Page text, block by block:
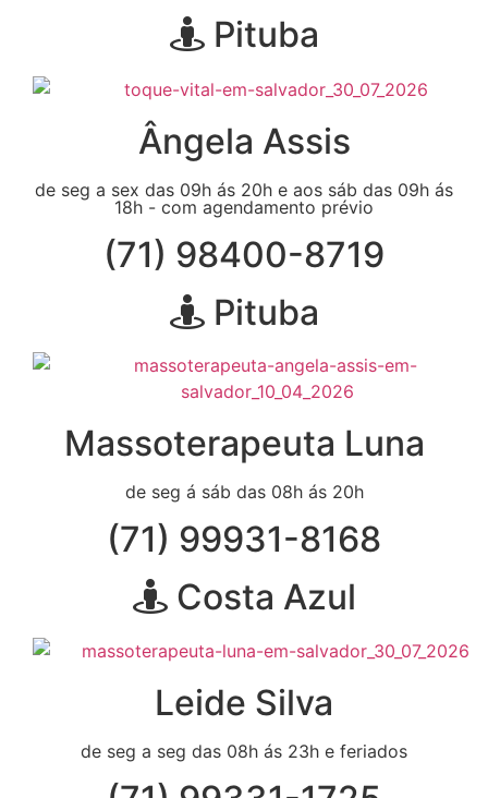
Pituba
Ângela Assis
de seg a sex das 09h ás 20h e aos sáb das 09h ás
18h - com agendamento prévio
(71) 98400-8719
Pituba
Massoterapeuta Luna
de seg á sáb das 08h ás 20h
(71) 99931-8168
Costa Azul
Leide Silva
de seg a seg das 08h ás 23h e feriados